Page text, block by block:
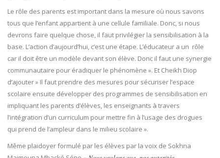
Le rôle des parents est important dans la mesure où nous savons
tous que l’enfant appartient à une cellule familiale. Donc, si nous
devrons faire quelque chose, il faut privilégier la sensibilisation à la
base. L’action d’aujourd’hui, c’est une étape. L’éducateur a un rôle
car il doit être un modèle devant son élève. Donc il faut une synergie
communautaire pour éradiquer le phénomène ». Et Cheikh Diop
d’ajouter » Il faut prendre des mesures pour sécuriser l’espace
scolaire ensuite développer des programmes de sensibilisation en
impliquant les parents d’élèves, les enseignants à travers
l’intégration d’un curriculum pour mettre fin à l’usage des drogues
qui prend de l’ampleur dans le milieu scolaire ».
Même plaidoyer formulé par les élèves par la voix de Sokhna